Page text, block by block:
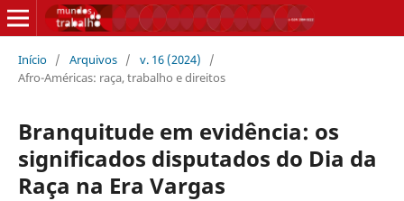
Início / Arquivos / v. 16 (2024)
/
Afro-Américas: raça, trabalho e direitos
Branquitude em evidência: os
significados disputados do Dia da
Raça na Era Vargas